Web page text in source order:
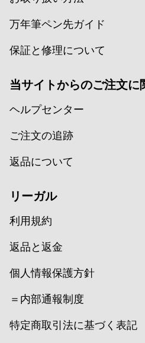
万年筆ペン先ガイド
保証と修理について
当サイトからのご注文
ヘルプセンター
ご注文の追跡
返品について
リーガル
利用規約
返品と返金
個人情報保護方針
＝内部通報制度
特定商取引法に基づく表記